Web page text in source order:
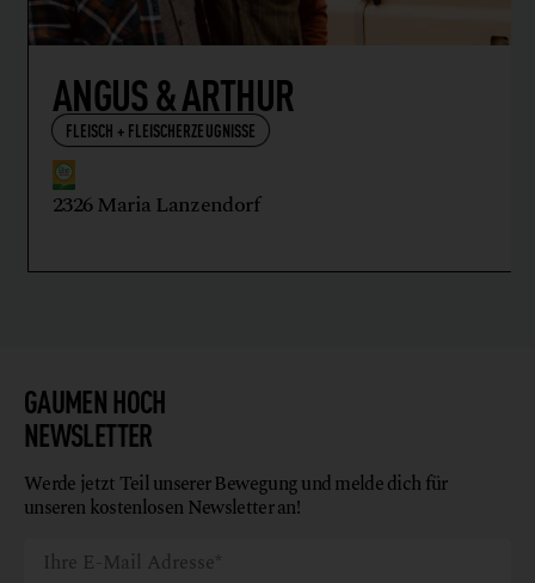
ANGUS & ARTHUR
FLEISCH + FLEISCHERZEUGNISSE
2326 Maria Lanzendorf
GAUMEN HOCH
NEWSLETTER
Werde jetzt Teil unserer Bewegung und melde dich für
unseren kostenlosen Newsletter an!